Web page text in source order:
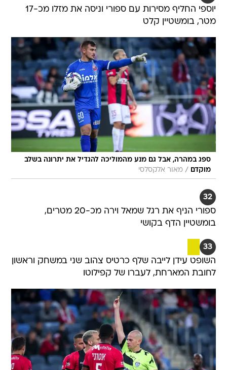
יוספי החליף מסירות עם ספורי וניסה את מזלו מכ-17
מטר, בומשטיין קלט
ספג במהרה, אבל גם מנע מהמוליכה להגדיל את יתרונה בשלב
מוקדם
/ מאור אלקסלסי
32
ספורי הניף את רגל שמאל וירה מכ-20 מטרים,
בומשטיין הדף בקושי
33
השופט עידן לייבה שלף כרטיס צהוב שני במשחק וראשון
לחובת המארחת, לעברו של קפילוטו